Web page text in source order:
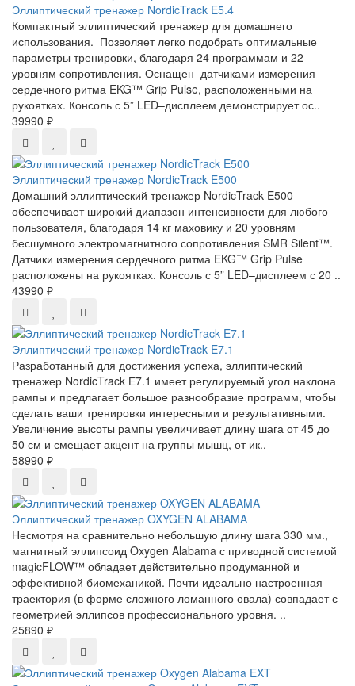
Эллиптический тренажер NordicTrack E5.4
Компактный эллиптический тренажер для домашнего
использования. Позволяет легко подобрать оптимальные
параметры тренировки, благодаря 24 программам и 22
уровням сопротивления. Оснащен датчиками измерения
сердечного ритма EKG™ Grip Pulse, расположенными на
рукоятках. Консоль с 5” LED–дисплеем демонстрирует ос..
39990 ₽
Эллиптический тренажер NordicTrack E500
Домашний эллиптический тренажер NordicTrack E500
обеспечивает широкий диапазон интенсивности для любого
пользователя, благодаря 14 кг маховику и 20 уровням
бесшумного электромагнитного сопротивления SMR Silent™.
Датчики измерения сердечного ритма EKG™ Grip Pulse
расположены на рукоятках. Консоль с 5” LED–дисплеем с 20 ..
43990 ₽
Эллиптический тренажер NordicTrack E7.1
Разработанный для достижения успеха, эллиптический
тренажер NordicTrack Е7.1 имеет регулируемый угол наклона
рампы и предлагает большое разнообразие программ, чтобы
сделать ваши тренировки интересными и результативными.
Увеличение высоты рампы увеличивает длину шага от 45 до
50 см и смещает акцент на группы мышц, от ик..
58990 ₽
Эллиптический тренажер OXYGEN ALABAMA
Несмотря на сравнительно небольшую длину шага 330 мм.,
магнитный эллипсоид Oxygen Alabama с приводной системой
magicFLOW™ обладает действительно продуманной и
эффективной биомеханикой. Почти идеально настроенная
траектория (в форме сложного ломанного овала) совпадает с
геометрией эллипсов профессионального уровня. ..
25890 ₽